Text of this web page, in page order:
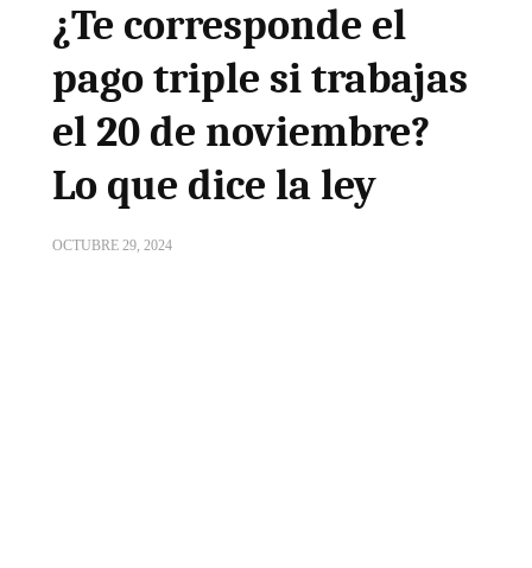
¿Te corresponde el
pago triple si trabajas
el 20 de noviembre?
Lo que dice la ley
OCTUBRE 29, 2024